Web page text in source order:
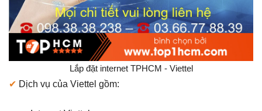
Lắp đặt internet TPHCM - Viettel
✔ Dịch vụ của Viettel gồm: